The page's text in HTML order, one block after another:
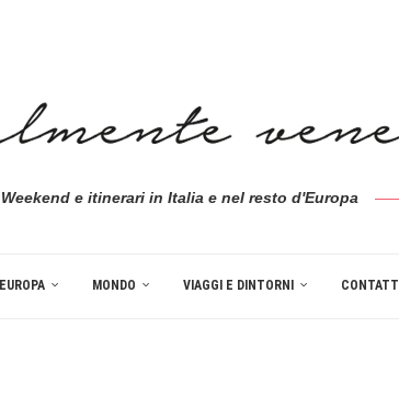
Weekend e itinerari in Italia e nel resto d'Europa
EUROPA MONDO VIAGGI E DINTORNI CONTATTI